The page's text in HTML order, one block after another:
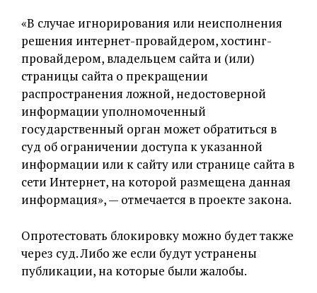
«В случае игнорирования или неисполнения
решения интернет-провайдером, хостинг-
провайдером, владельцем сайта и (или)
страницы сайта о прекращении
распространения ложной, недостоверной
информации уполномоченный
государственный орган может обратиться в
суд об ограничении доступа к указанной
информации или к сайту или странице сайта в
сети Интернет, на которой размещена данная
информация», — отмечается в проекте закона.
Опротестовать блокировку можно будет также
через суд. Либо же если будут устранены
публикации, на которые были жалобы.